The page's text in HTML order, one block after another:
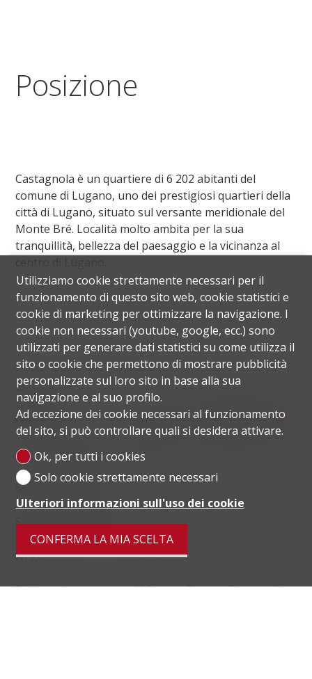
Posizione
Castagnola è un quartiere di 6 202 abitanti del
comune di Lugano, uno dei prestigiosi quartieri della
città di Lugano, situato sul versante meridionale del
Monte Bré. Località molto ambita per la sua
tranquillità, bellezza del paesaggio e la vicinanza al
Distanze
localite
Trasporti pubblici 80 m
Scuola primaria
Scuola Secondaria II 871 m 25'
Negozi 47 m 6'
Ristoranti 203 m 5' 5' 1'
Utilizziamo cookie strettamente necessari per il
funzionamento di questo sito web, cookie statistici e
cookie di marketing per ottimizzare la navigazione. I
cookie non necessari (youtube, google, ecc.) sono
utilizzati per generare dati statistici su come utilizza il
sito o cookie che permettono di mostrare pubblicità
personalizzate sul loro sito in base alla sua
navigazione e al suo profilo.
Ad eccezione dei cookie necessari al funzionamento
del sito, si può controllare quali si desidera attivare.
Ok, per tutti i cookies
Solo cookie strettamente necessari
Ulteriori informazioni sull'uso dei cookie
CONFERMA LA MIA SCELTA